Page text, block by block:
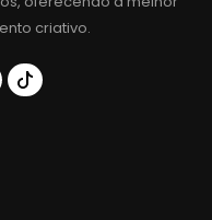
criativo.